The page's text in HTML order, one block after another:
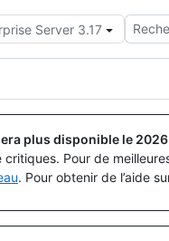
Server 3.17
plus disponible le
Pour de
. Pour obtenir de l’aide